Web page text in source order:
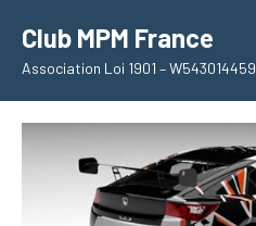
contenu
Club MPM France
Association Loi 1901 – W543014459